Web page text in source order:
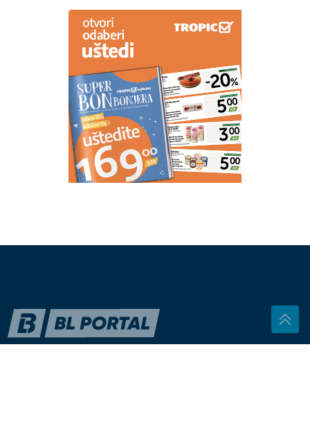
Karleuša nastupa na "Danima šljive", za budžet može
da se kupi skoro 200 tona šljive
"Sve mi se skupilo" Mala Cana u
novom problemu, oglasila se i otkrila
o čemu je riječ